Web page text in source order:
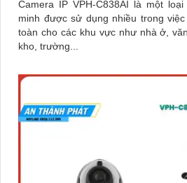
Camera IP VPH-C838AI là một
minh được sử dụng nhiều trong
toàn cho các khu vực như nhà ở,
kho, trường...